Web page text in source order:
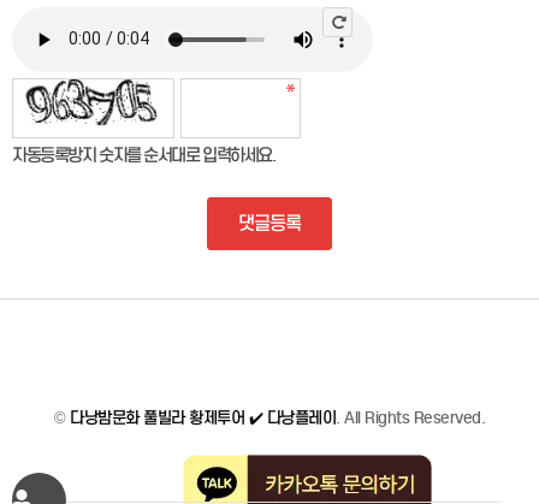
자동등록방지 숫자를 순서대로 입력하세요.
댓글등록
© 다낭밤문화 풀빌라 황제투어 ✔️ 다낭플레이 . All Rights Reserved.